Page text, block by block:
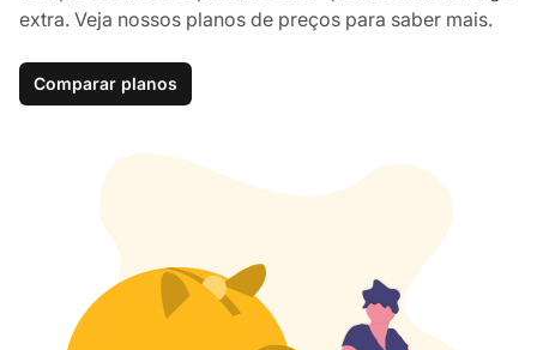
extra. Veja nossos planos de preços para saber mais.
Comparar planos